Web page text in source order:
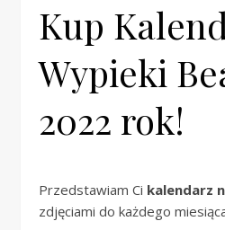
Kup
Wypieki
2022 rok!
Przedstawiam Ci kalendarz
zdjęciami do każdego